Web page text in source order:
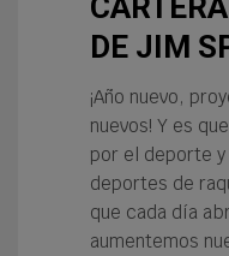
DE JIM
¡Año nuevo,
nuevos! Y es
por el deporte
deportes de
que cada día
aumentemos